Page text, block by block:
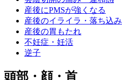
産後にPMSが強くなる
産後のイライラ・落ち込み
産後の胃もたれ
不妊症・妊活
逆子
頭部・顔・首